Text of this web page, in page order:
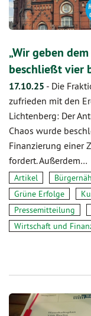
„Wir geben
beschließt vier
17.10.25 - Die
zufrieden mit den
Lichtenberg: Der
Chaos wurde
Finanzierung einer
fordert. Außerdem…
Artikel
Grüne Erfolge
Pressemitteilung
Wirtschaft und